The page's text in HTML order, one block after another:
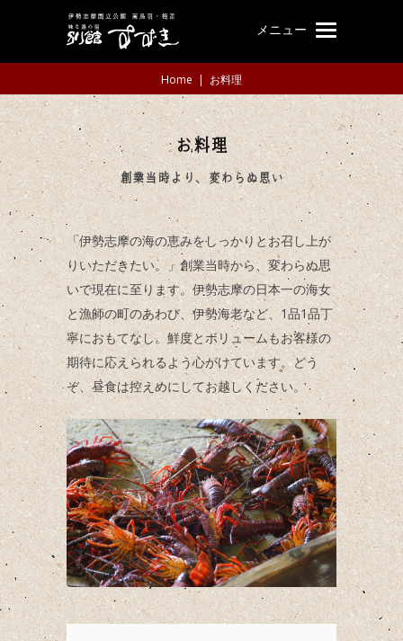
メニュー
Home | お料理
お料理
創業当時より、変わらぬ思い
「伊勢志摩の海の恵みをしっかりとお召し上が
りいただきたい。」創業当時から、変わらぬ思
いで現在に至ります。伊勢志摩の日本一の海女
と漁師の町のあわび、伊勢海老など、1品1品丁
寧におもてなし。鮮度とボリュームもお客様の
期待に応えられるよう心がけています。どう
ぞ、昼食は控えめにしてお越しください。